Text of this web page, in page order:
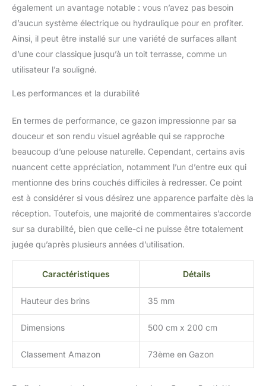
synthétique de 2m de large
sur 7m de long couvrant une
surface totale de 14m²,
adapté aux jardins, abords de
piscine et aires de jeux
également un avantage notable : vous n’avez pas besoin
d’aucun système électrique ou hydraulique pour en profiter.
Ainsi, il peut être installé sur une variété de surfaces allant
d’une cour classique jusqu’à un toit terrasse, comme un
utilisateur l’a souligné.
Les performances et la durabilité
En termes de performance, ce gazon impressionne par sa
douceur et son rendu visuel agréable qui se rapproche
beaucoup d’une pelouse naturelle. Cependant, certains avis
nuancent cette appréciation, notamment l’un d’entre eux qui
mentionne des brins couchés difficiles à redresser. Ce point
est à considérer si vous désirez une apparence parfaite dès la
réception. Toutefois, une majorité de commentaires s’accorde
sur sa durabilité, bien que celle-ci ne puisse être totalement
jugée qu’après plusieurs années d’utilisation.
Caractéristiques Détails
Hauteur des brins 35 mm
Dimensions 500 cm x 200 cm
Classement Amazon 73ème en Gazon